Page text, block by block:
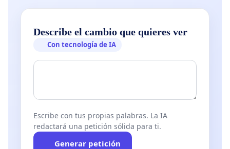
Describe el cambio que quieres ver
Con tecnología de IA
Escribe con tus propias palabras. La IA
redactará una petición sólida para ti.
Generar petición